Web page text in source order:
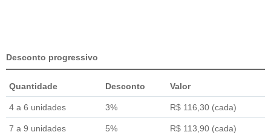
Desconto progressivo
Quantidade Desconto Valor
4 a 6 unidades 3% R$ 116,30 (cada)
7 a 9 unidades 5% R$ 113,90 (cada)